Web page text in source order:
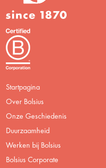
Startpagina
Over Bolsius
Onze Geschiedenis
Duurzaamheid
Werken bij Bolsius
Bolsius Corporate